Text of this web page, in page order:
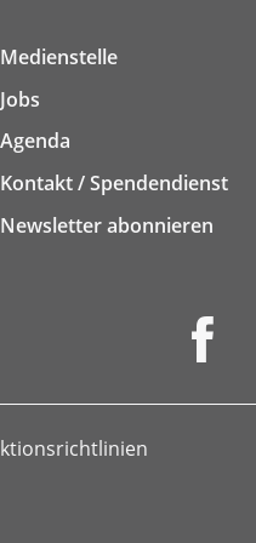
Medienstelle
Jobs
Agenda
Kontakt / Spendendienst
Newsletter abonnieren